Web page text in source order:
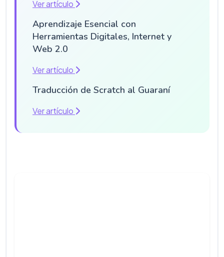
Ver artículo
Aprendizaje Esencial con
Herramientas Digitales, Internet y
Web 2.0
Ver artículo
Traducción de Scratch al Guaraní
Ver artículo